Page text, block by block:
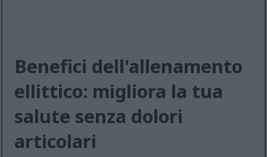
Benefici dell'allenamento
ellittico: migliora la tua
salute senza dolori
articolari